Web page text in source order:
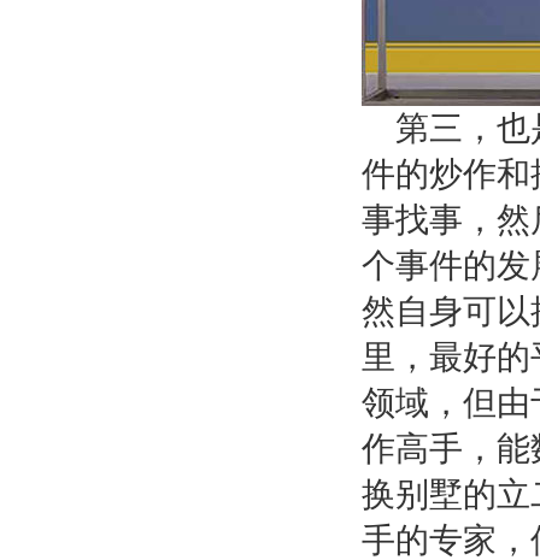
第三，
件的炒作
事找事，
个事件的
然自身可
里，最好
领域，但
作高手，
换别墅的
手的专家